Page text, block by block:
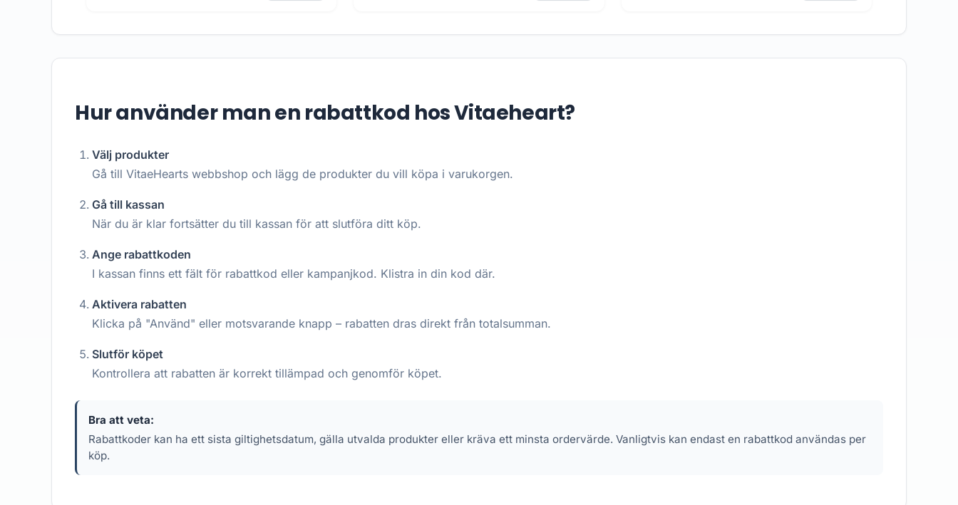
Hur använder man en rabattkod hos Vitaeheart?
Välj produkter
Gå till VitaeHearts webbshop och lägg de produkter du vill köpa i varukorgen.
Gå till kassan
När du är klar fortsätter du till kassan för att slutföra ditt köp.
Ange rabattkoden
I kassan finns ett fält för rabattkod eller kampanjkod. Klistra in din kod där.
Aktivera rabatten
Klicka på "Använd" eller motsvarande knapp – rabatten dras direkt från totalsumman.
Slutför köpet
Kontrollera att rabatten är korrekt tillämpad och genomför köpet.
Bra att veta:
Rabattkoder kan ha ett sista giltighetsdatum, gälla utvalda produkter eller kräva ett minsta ordervärde. Vanligtvis kan endast en rabattkod användas per
köp.